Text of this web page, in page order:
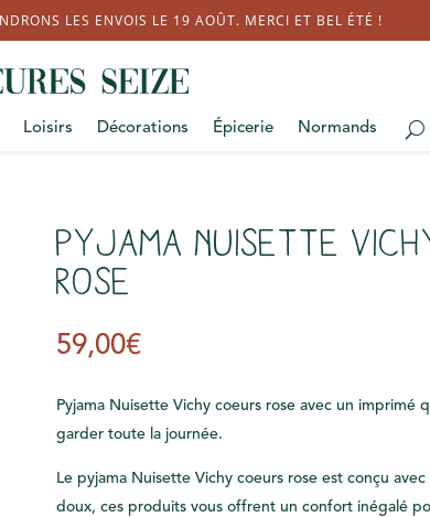
LES ENVOIS LE 19 AOÛT. MERCI ET BEL ÉTÉ !
Loisirs Décorations Épicerie Normands
PYJAMA Nuisette
rose
59,00€
Pyjama Nuisette Vichy coeurs rose avec un imprimé
garder toute la journée.
Le pyjama Nuisette Vichy coeurs rose est conçu
doux, ces produits vous offrent un confort inégalé